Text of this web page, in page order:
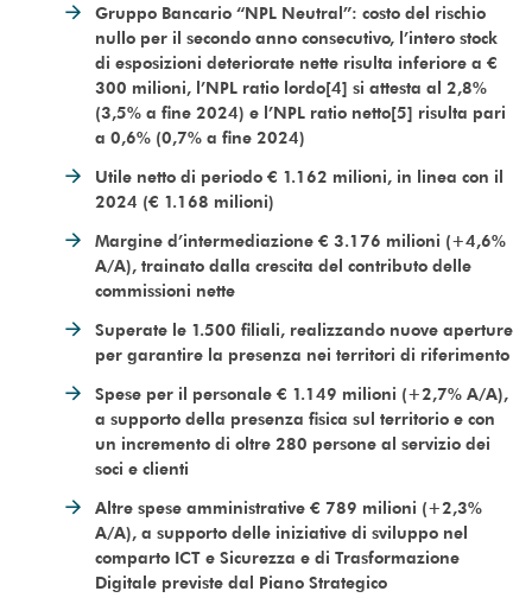
Gruppo Bancario “NPL Neutral”: costo del rischio
nullo per il secondo anno consecutivo, l’intero stock
di esposizioni deteriorate nette risulta inferiore a €
300 milioni, l’NPL ratio lordo[4] si attesta al 2,8%
(3,5% a fine 2024) e l’NPL ratio netto[5] risulta pari
a 0,6% (0,7% a fine 2024)
Utile netto di periodo € 1.162 milioni, in linea con il
2024 (€ 1.168 milioni)
Margine d’intermediazione € 3.176 milioni (+4,6%
A/A), trainato dalla crescita del contributo delle
commissioni nette
Superate le 1.500 filiali, realizzando nuove aperture
per garantire la presenza nei territori di riferimento
Spese per il personale € 1.149 milioni (+2,7% A/A),
a supporto della presenza fisica sul territorio e con
un incremento di oltre 280 persone al servizio dei
soci e clienti
Altre spese amministrative € 789 milioni (+2,3%
A/A), a supporto delle iniziative di sviluppo nel
comparto ICT e Sicurezza e di Trasformazione
Digitale previste dal Piano Strategico